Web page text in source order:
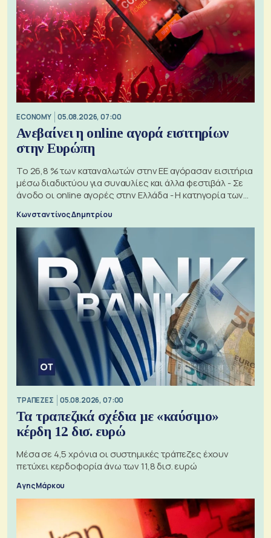
ECONOMY 05.08.2026, 07:00
Ανεβαίνει η online αγορά εισιτηρίων
στην Ευρώπη
Το 26,8 % των καταναλωτών στην ΕΕ αγόρασαν εισιτήρια
μέσω διαδικτύου για συναυλίες και άλλα φεστιβάλ - Σε
άνοδο οι online αγορές στην Ελλάδα - Η κατηγορία των
Κωνσταντίνος Δημητρίου
ΤΡΑΠΕΖΕΣ 05.08.2026, 07:00
Τα τραπεζικά σχέδια με «καύσιμο»
κέρδη 12 δισ. ευρώ
Μέσα σε 4,5 χρόνια οι συστημικές τράπεζες έχουν
πετύχει κερδοφορία άνω των 11,8 δισ. ευρώ
Αγης Μάρκου